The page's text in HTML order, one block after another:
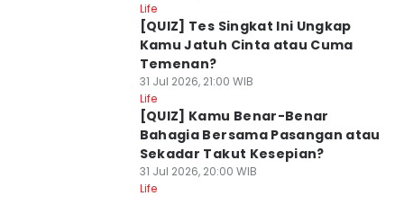
Life
[QUIZ] Tes Singkat Ini Ungkap
Kamu Jatuh Cinta atau Cuma
Temenan?
31 Jul 2026, 21:00 WIB
Life
[QUIZ] Kamu Benar-Benar
Bahagia Bersama Pasangan atau
Sekadar Takut Kesepian?
31 Jul 2026, 20:00 WIB
Life